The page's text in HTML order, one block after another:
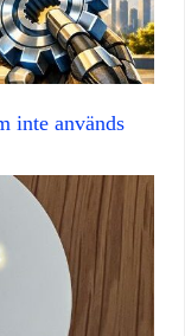
inte används